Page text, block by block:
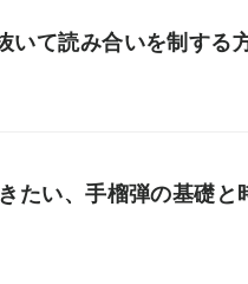
て読み合いを制する
たい、手榴弾の基礎